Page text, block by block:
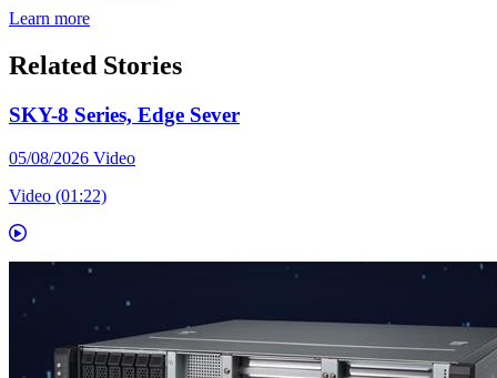
Learn more
Related Stories
SKY-8 Series, Edge Sever
05/08/2026 Video
Video (01:22)